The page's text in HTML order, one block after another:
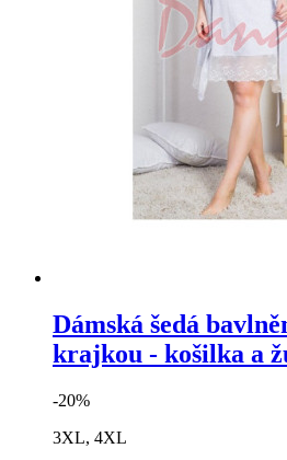
Dámská šedá
krajkou - košilka a
-20%
3XL, 4XL